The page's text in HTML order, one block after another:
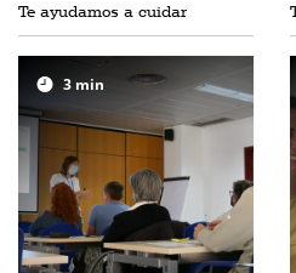
Te ayudamos a cuidar
3min